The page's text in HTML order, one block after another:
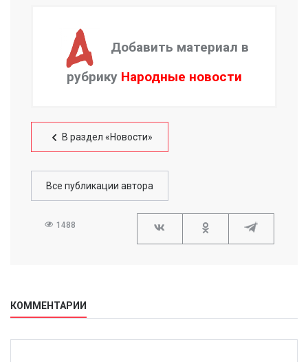
Добавить материал в
рубрику Народные новости
В раздел «Новости»
Все публикации автора
1488
КОММЕНТАРИИ